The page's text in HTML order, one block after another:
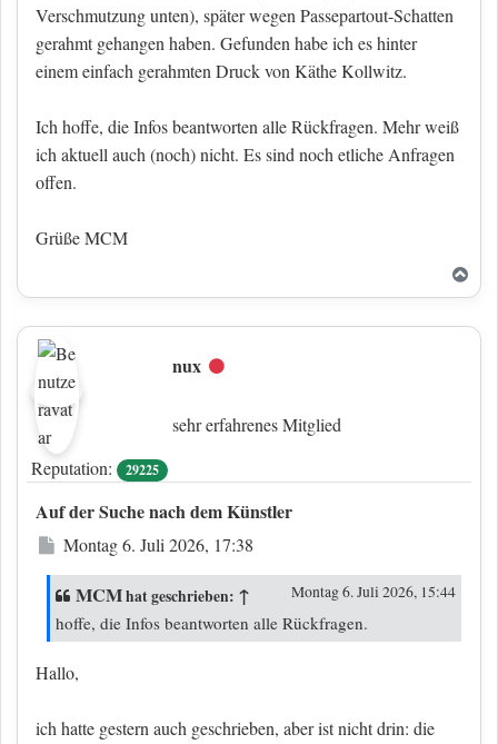
Verschmutzung unten), später wegen Passepartout-Schatten
gerahmt gehangen haben. Gefunden habe ich es hinter
einem einfach gerahmten Druck von Käthe Kollwitz.
Ich hoffe, die Infos beantworten alle Rückfragen. Mehr weiß
ich aktuell auch (noch) nicht. Es sind noch etliche Anfragen
offen.
Grüße MCM
nux Offline
sehr erfahrenes Mitglied
Reputation:
29225
Auf der Suche nach dem Künstler
Beitrag
Montag 6. Juli 2026, 17:38
MCMhat geschrieben: ↑ Montag 6. Juli 2026, 15:44
hoffe, die Infos beantworten alle Rückfragen.
Hallo,
ich hatte gestern auch geschrieben, aber ist nicht drin: die